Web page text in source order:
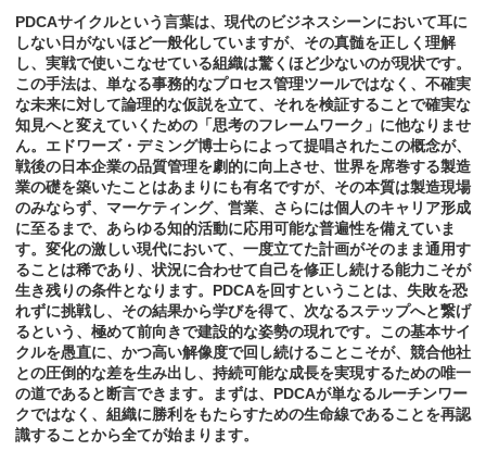
PDCAサイクルという言葉は、現代のビジネスシーンにおいて耳に
しない日がないほど一般化していますが、その真髄を正しく理解
し、実戦で使いこなせている組織は驚くほど少ないのが現状です。
この手法は、単なる事務的なプロセス管理ツールではなく、不確実
な未来に対して論理的な仮説を立て、それを検証することで確実な
知見へと変えていくための「思考のフレームワーク」に他なりませ
ん。エドワーズ・デミング博士らによって提唱されたこの概念が、
戦後の日本企業の品質管理を劇的に向上させ、世界を席巻する製造
業の礎を築いたことはあまりにも有名ですが、その本質は製造現場
のみならず、マーケティング、営業、さらには個人のキャリア形成
に至るまで、あらゆる知的活動に応用可能な普遍性を備えていま
す。変化の激しい現代において、一度立てた計画がそのまま通用す
ることは稀であり、状況に合わせて自己を修正し続ける能力こそが
生き残りの条件となります。PDCAを回すということは、失敗を恐
れずに挑戦し、その結果から学びを得て、次なるステップへと繋げ
るという、極めて前向きで建設的な姿勢の現れです。この基本サイ
クルを愚直に、かつ高い解像度で回し続けることこそが、競合他社
との圧倒的な差を生み出し、持続可能な成長を実現するための唯一
の道であると断言できます。まずは、PDCAが単なるルーチンワー
クではなく、組織に勝利をもたらすための生命線であることを再認
識することから全てが始まります。